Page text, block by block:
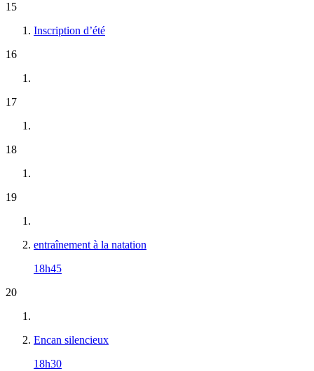
15
Inscription d’été
16
17
18
19
entraînement à la natation
18h45
20
Encan silencieux
18h30